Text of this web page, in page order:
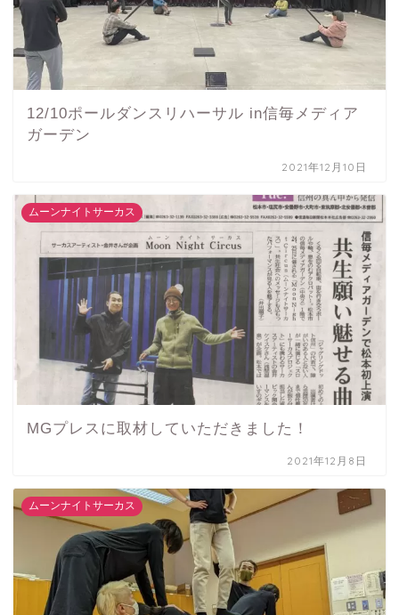
12/10ポールダンスリハーサル in信毎メディア
ガーデン
2021年12月10日
ムーンナイトサーカス
MGプレスに取材していただきました！
2021年12月8日
ムーンナイトサーカス